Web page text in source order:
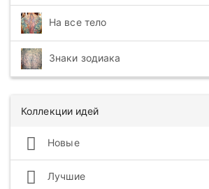
На все тело
Знаки зодиака
Коллекции идей
Новые
Лучшие